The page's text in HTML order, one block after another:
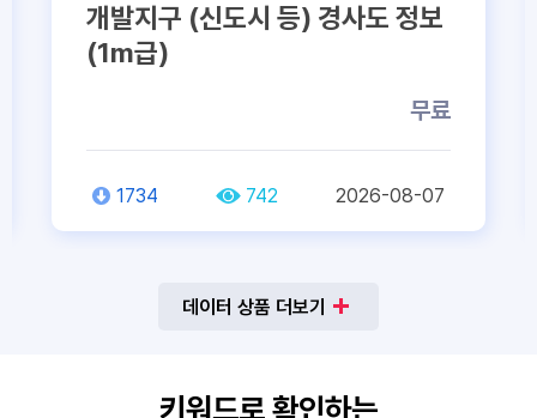
개발지구 (신도시 등) 경사도 정보
(1m급)
무료
1734 742 2026-08-07
데이터 상품 더보기
키워드로 확인하는